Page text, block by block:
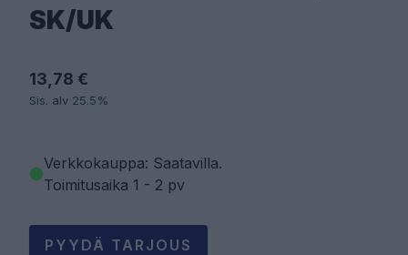
SK/UK
13,78 €
Sis. alv 25.5%
Verkkokauppa: Saatavilla.
Toimitusaika 1 - 2 pv
PYYDÄ TARJOUS